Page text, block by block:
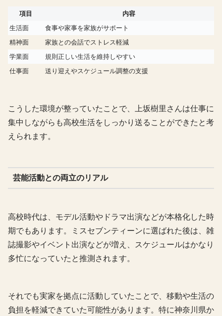
項目
内容
生活面
食事や家事を家族がサポート
精神面
家族との会話でストレス軽減
学業面
規則正しい生活を維持しやすい
仕事面
送り迎えやスケジュール調整の支援
こうした環境が整っていたことで、上坂樹里さんは仕事に
集中しながらも高校生活をしっかり送ることができたと考
えられます。
芸能活動との両立のリアル
高校時代は、モデル活動やドラマ出演などが本格化した時
期でもあります。ミスセブンティーンに選ばれた後は、雑
誌撮影やイベント出演などが増え、スケジュールはかなり
多忙になっていたと推測されます。
それでも実家を拠点に活動していたことで、移動や生活の
負担を軽減できていた可能性があります。特に神奈川県か